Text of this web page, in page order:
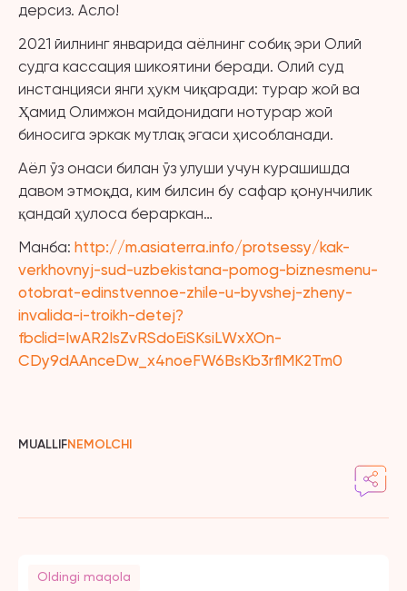
дерсиз. Асло!
2021 йилнинг январида аёлнинг собиқ эри Олий
судга кассация шикоятини беради. Олий суд
инстанцияси янги ҳукм чиқаради: турар жой ва
Ҳамид Олимжон майдонидаги нотурар жой
биносига эркак мутлақ эгаси ҳисобланади.
Аёл ўз онаси билан ўз улуши учун курашишда
давом этмоқда, ким билсин бу сафар қонунчилик
қандай ҳулоса бераркан…
Манба: http://m.asiaterra.info/protsessy/kak-
verkhovnyj-sud-uzbekistana-pomog-biznesmenu-
otobrat-edinstvennoe-zhile-u-byvshej-zheny-
invalida-i-troikh-detej?
fbclid=IwAR2IsZvRSdoEiSKsiLWxXOn-
CDy9dAAnceDw_x4noeFW6BsKb3rflMK2Tm0
MUALLIFNEMOLCHI
Oldingi maqola